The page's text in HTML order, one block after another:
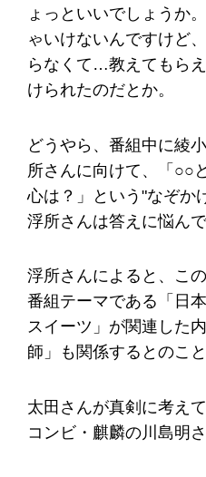
ょっといいでしょうか
ゃいけないんですけど
らなくて…教えてもら
けられたのだとか。
どうやら、番組中に綾
所さんに向けて、「○○
心は？」という"なぞか
浮所さんは答えに悩ん
浮所さんによると、こ
番組テーマである「日
スイーツ」が関連した
師」も関係するとのこと
太田さんが真剣に考え
コンビ・麒麟の川島明